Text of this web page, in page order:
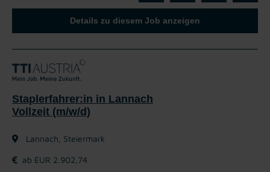
Details zu diesem Job anzeigen
Staplerfahrer:in in Lannach
Vollzeit (m/w/d)
Lannach, Steiermark
ab EUR 2.902,74